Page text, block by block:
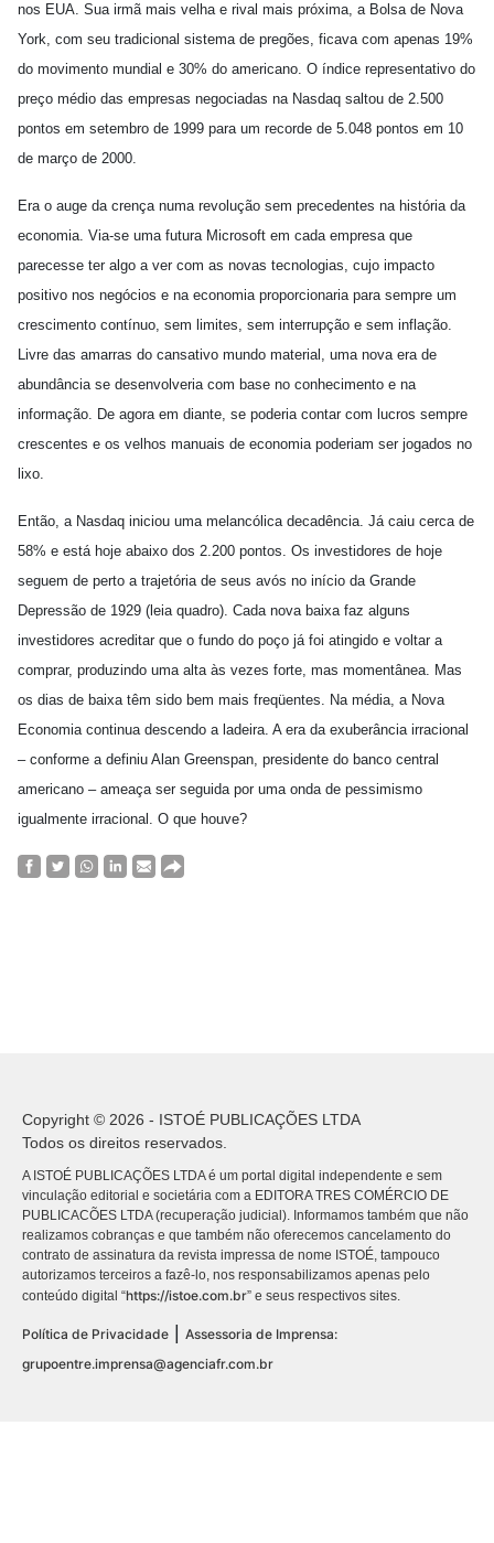
nos EUA. Sua irmã mais velha e rival mais próxima, a Bolsa de Nova
York, com seu tradicional sistema de pregões, ficava com apenas 19%
do movimento mundial e 30% do americano. O índice representativo do
preço médio das empresas negociadas na Nasdaq saltou de 2.500
pontos em setembro de 1999 para um recorde de 5.048 pontos em 10
de março de 2000.
Era o auge da crença numa revolução sem precedentes na história da
economia. Via-se uma futura Microsoft em cada empresa que
parecesse ter algo a ver com as novas tecnologias, cujo impacto
positivo nos negócios e na economia proporcionaria para sempre um
crescimento contínuo, sem limites, sem interrupção e sem inflação.
Livre das amarras do cansativo mundo material, uma nova era de
abundância se desenvolveria com base no conhecimento e na
informação. De agora em diante, se poderia contar com lucros sempre
crescentes e os velhos manuais de economia poderiam ser jogados no
lixo.
Então, a Nasdaq iniciou uma melancólica decadência. Já caiu cerca de
58% e está hoje abaixo dos 2.200 pontos. Os investidores de hoje
seguem de perto a trajetória de seus avós no início da Grande
Depressão de 1929 (leia quadro). Cada nova baixa faz alguns
investidores acreditar que o fundo do poço já foi atingido e voltar a
comprar, produzindo uma alta às vezes forte, mas momentânea. Mas
os dias de baixa têm sido bem mais freqüentes. Na média, a Nova
Economia continua descendo a ladeira. A era da exuberância irracional
– conforme a definiu Alan Greenspan, presidente do banco central
americano – ameaça ser seguida por uma onda de pessimismo
igualmente irracional. O que houve?
Copyright © 2026 - ISTOÉ PUBLICAÇÕES LTDA
Todos os direitos reservados.
A ISTOÉ PUBLICAÇÕES LTDA é um portal digital independente e sem
vinculação editorial e societária com a EDITORA TRES COMÉRCIO DE
PUBLICACÕES LTDA (recuperação judicial). Informamos também que não
realizamos cobranças e que também não oferecemos cancelamento do
contrato de assinatura da revista impressa de nome ISTOÉ, tampouco
autorizamos terceiros a fazê-lo, nos responsabilizamos apenas pelo
conteúdo digital “https://istoe.com.br” e seus respectivos sites.
Política de Privacidade
Assessoria de Imprensa:
grupoentre.imprensa@agenciafr.com.br